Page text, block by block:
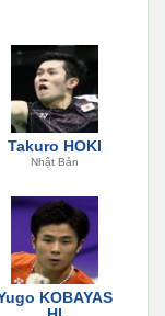
Takuro HOKI
Nhật Bản
KOBAYAS